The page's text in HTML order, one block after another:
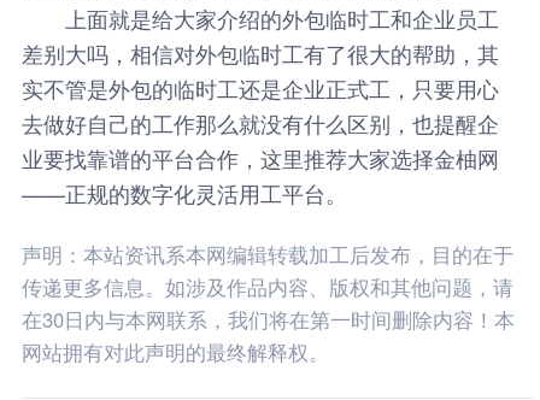
上面就是给大家介绍的外包临时工和企业员工
差别大吗，相信对外包临时工有了很大的帮助，其
实不管是外包的临时工还是企业正式工，只要用心
去做好自己的工作那么就没有什么区别，也提醒企
业要找靠谱的平台合作，这里推荐大家选择金柚网
——正规的数字化灵活用工平台。
声明：本站资讯系本网编辑转载加工后发布，目的在于
传递更多信息。如涉及作品内容、版权和其他问题，请
在30日内与本网联系，我们将在第一时间删除内容！本
网站拥有对此声明的最终解释权。